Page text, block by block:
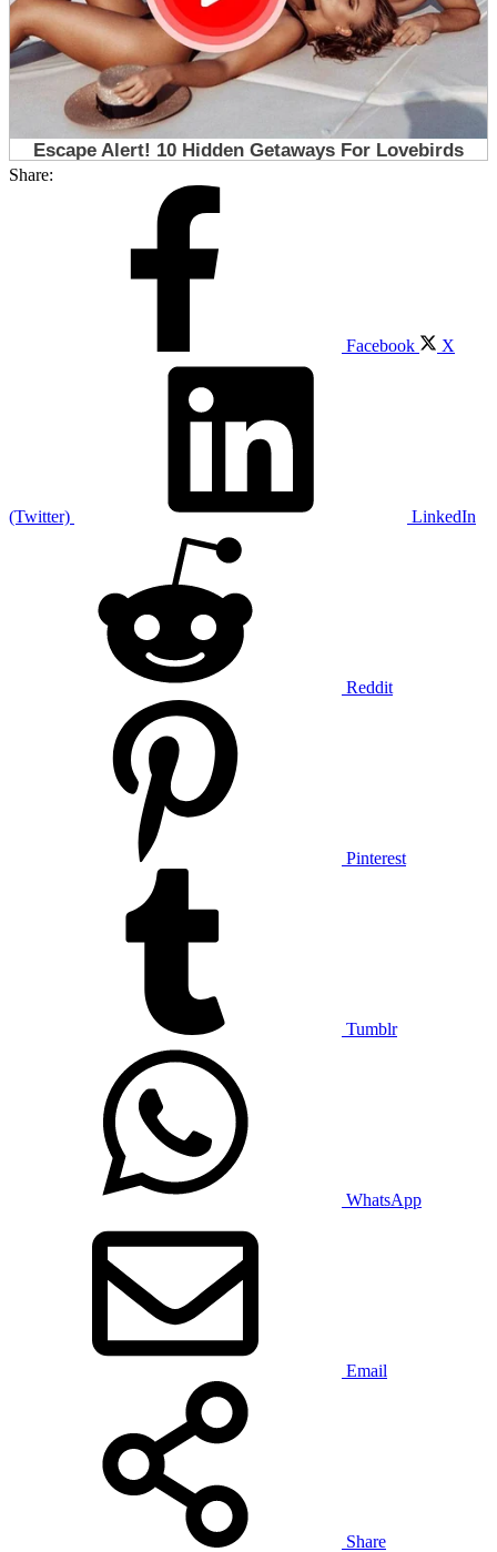
Share:
Facebook X
(Twitter) LinkedIn
Reddit
Pinterest
Tumblr
WhatsApp
Email
Share